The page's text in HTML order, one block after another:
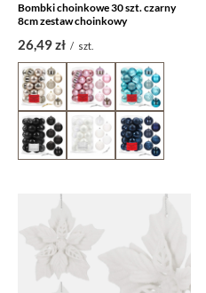
Bombki choinkowe 30 szt. czarny
8cm zestaw choinkowy
26,49 zł / szt.